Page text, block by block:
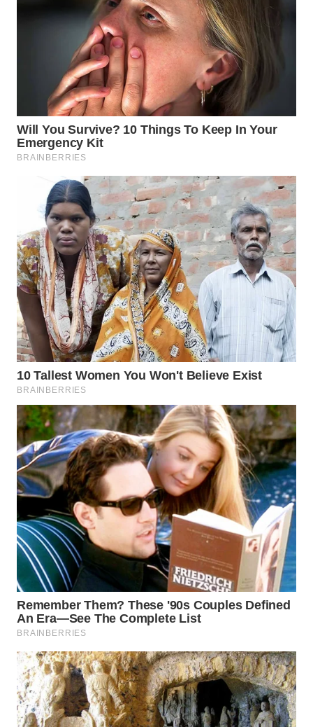
SAMOSIR
WN
SUMEDANG
CIANJUR
WN
KEPULAUAN
SERIBU
WN
TANGERANG
WN
BINJAI
WN
CIREBON
WN
INDRAMAYU
WN
KUNINGAN
WN
MAJALENGKA
SUBANG
WN
SUKABUMI
WN
PURWAKARTA